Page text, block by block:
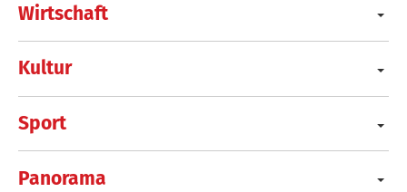
Wirtschaft
Kultur
Sport
Panorama